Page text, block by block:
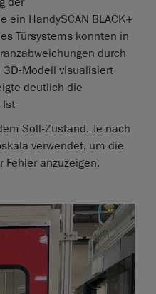
ein HandySCAN BLACK+
Türsystems konnten in
durch
3D-Modell visualisiert
deutlich die
Soll-Zustand. Je nach
verwendet, um die
anzuzeigen.